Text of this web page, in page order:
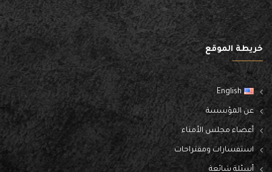
خريطة الموقع
English
عن المؤسسة
أعضاء مجلس الأمناء
استفسارات ومقتراحات
أسئلة شائعة